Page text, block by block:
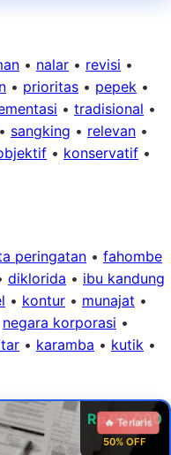
• nalar • revisi •
• prioritas • pepek •
• tradisional •
• sangking • relevan •
• konservatif •
peringatan • fahombe
diklorida • ibu kandung
• kontur • munajat •
negara korporasi •
• karamba • kutik •
Rp 99.000
50% OFF
🔥 Terlaris